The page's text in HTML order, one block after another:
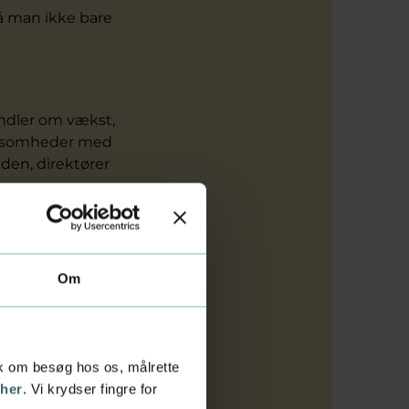
Om
om besøg hos os, målrette
. Vi krydser fingre for
man ikke bare
om vækst,
med
direktører
har nu. Det
grundlag,”
Aarhus, er